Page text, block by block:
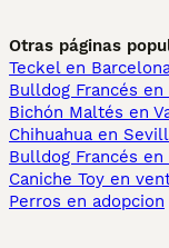
Otras páginas
Teckel en
Bulldog Francés en
Bichón Maltés en
Chihuahua en
Bulldog Francés en
Caniche Toy en
Perros en adopcion